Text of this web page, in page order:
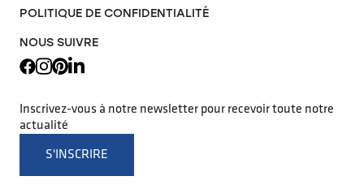
POLITIQUE DE CONFIDENTIALITÉ
NOUS SUIVRE
Inscrivez-vous à notre newsletter pour recevoir toute notre
actualité
S'INSCRIRE